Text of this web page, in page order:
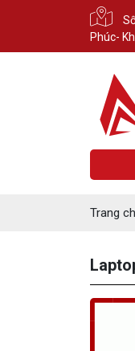
Phúc-
Trang